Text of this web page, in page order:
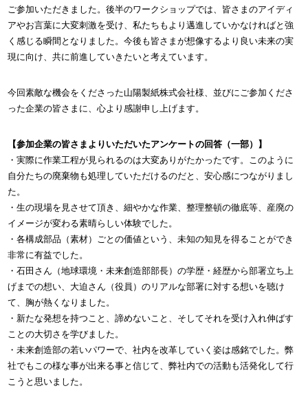
ご参加いただきました。後半のワークショップでは、皆さまのアイディ
アやお言葉に大変刺激を受け、私たちもより邁進していかなければと強
く感じる瞬間となりました。今後も皆さまが想像するより良い未来の実
現に向け、共に前進していきたいと考えています。
今回素敵な機会をくださった山陽製紙株式会社様、並びにご参加くださ
った企業の皆さまに、心より感謝申し上げます。
【参加企業の皆さまよりいただいたアンケートの回答（一部）】
・実際に作業工程が見られるのは大変ありがたかったです。このように
自分たちの廃棄物も処理していただけるのだと、安心感につながりまし
た。
・生の現場を見させて頂き、細やかな作業、整理整頓の徹底等、産廃の
イメージが変わる素晴らしい体験でした。
・各構成部品（素材）ごとの価値という、未知の知見を得ることができ
非常に有益でした。
・石田さん（地球環境・未来創造部部長）の学歴・経歴から部署立ち上
げまでの想い、大迫さん（役員）のリアルな部署に対する想いを聴け
て、胸が熱くなりました。
・新たな発想を持つこと、諦めないこと、そしてそれを受け入れ伸ばす
ことの大切さを学びました。
・未来創造部の若いパワーで、社内を改革していく姿は感銘でした。弊
社でもこの様な事が出来る事と信じて、弊社内での活動も活発化して行
こうと思いました。